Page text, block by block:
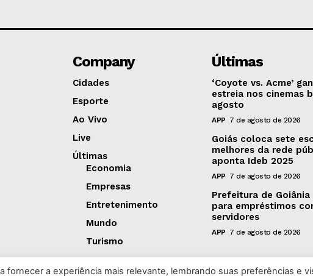
Company
Cidades
Esporte
Ao Vivo
Live
Últimas
Economia
Empresas
Entretenimento
Mundo
Turismo
Últimas
‘Coyote vs. Acme’
estreia nos cinemas
agosto
APP 7 de agosto de 2026
Goiás coloca sete
melhores da rede
aponta Ideb 2025
APP 7 de agosto de 2026
Prefeitura de
para empréstimos
servidores
APP 7 de agosto de 2026
fornecer a experiência mais relevante, lembrando suas preferências e